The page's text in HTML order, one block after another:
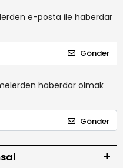
e-posta ile haberdar
Gönder
haberdar olmak
Gönder